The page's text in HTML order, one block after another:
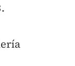
.